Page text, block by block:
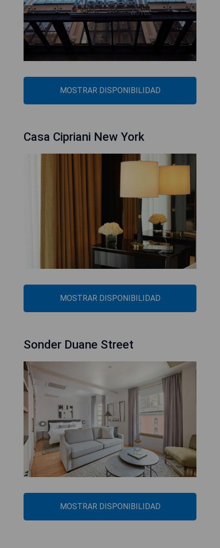
MOSTRAR DISPONIBILIDAD
Casa Cipriani New York
MOSTRAR DISPONIBILIDAD
Sonder Duane Street
MOSTRAR DISPONIBILIDAD